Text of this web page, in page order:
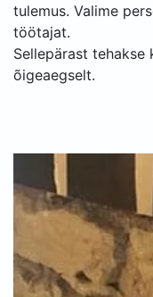
tulemus. Valime
töötajat.
Sellepärast
õigeaegselt.